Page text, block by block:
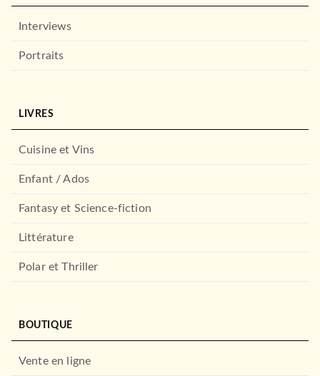
Interviews
Portraits
LIVRES
Cuisine et Vins
Enfant / Ados
Fantasy et Science-fiction
Littérature
Polar et Thriller
BOUTIQUE
Vente en ligne